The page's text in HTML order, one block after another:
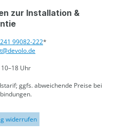
zur Installation &
99082-222*
10–18 Uhr
ggfs. abweichende Preise bei
widerrufen